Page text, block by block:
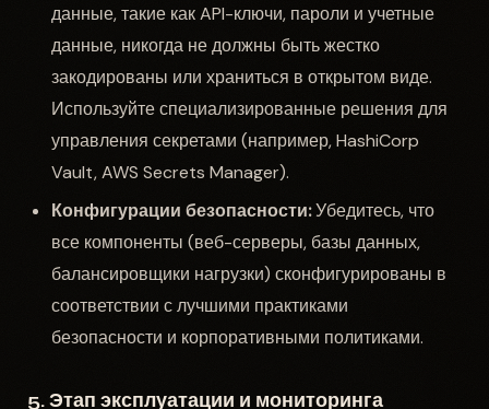
данные, такие как API-ключи, пароли и учетные
данные, никогда не должны быть жестко
закодированы или храниться в открытом виде.
Используйте специализированные решения для
управления секретами (например, HashiCorp
Vault, AWS Secrets Manager).
Конфигурации безопасности:Убедитесь, что
все компоненты (веб-серверы, базы данных,
балансировщики нагрузки) сконфигурированы в
соответствии с лучшими практиками
безопасности и корпоративными политиками.
5. Этап эксплуатации и мониторинга